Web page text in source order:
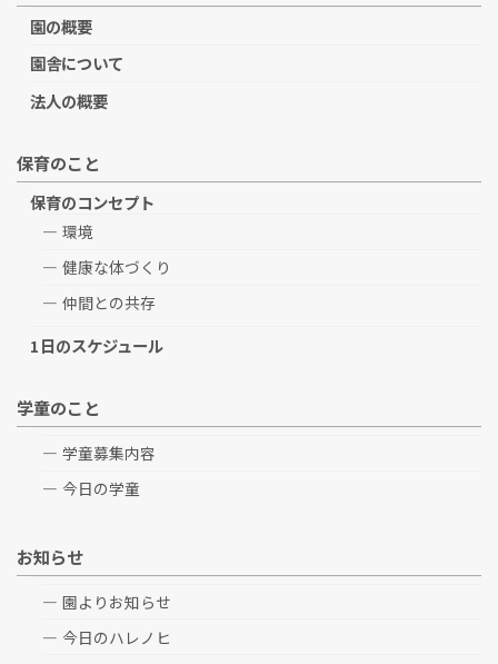
園の概要
園舎について
法人の概要
保育のこと
保育のコンセプト
環境
健康な体づくり
仲間との共存
1日のスケジュール
学童のこと
学童募集内容
今日の学童
お知らせ
園よりお知らせ
今日のハレノヒ